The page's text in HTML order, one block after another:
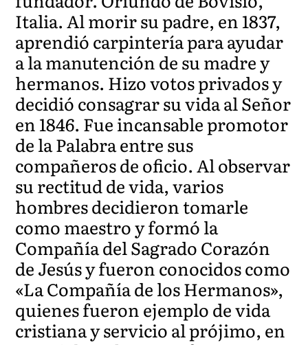
Italia. Al morir su padre, en 1837,
aprendió carpintería para ayudar
a la manutención de su madre y
hermanos. Hizo votos privados y
decidió consagrar su vida al Señor
en 1846. Fue incansable promotor
de la Palabra entre sus
compañeros de oficio. Al observar
su rectitud de vida, varios
hombres decidieron tomarle
como maestro y formó la
Compañía del Sagrado Corazón
de Jesús y fueron conocidos como
«La Compañía de los Hermanos»,
quienes fueron ejemplo de vida
cristiana y servicio al prójimo, en